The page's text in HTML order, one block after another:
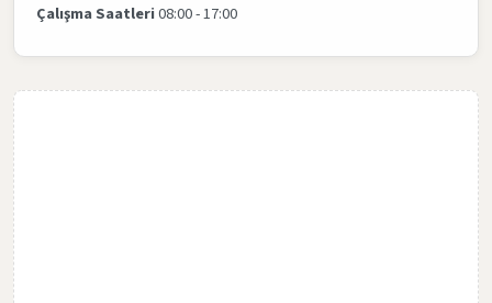
Çalışma Saatleri08:00 - 17:00